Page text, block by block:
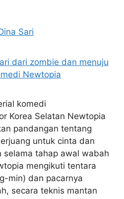
Sari
komedi
Korea Selatan Newtopia
pandangan tentang
untuk cinta dan
selama tahap awal wabah
mengikuti tentara
min) dan pacarnya
secara teknis mantan